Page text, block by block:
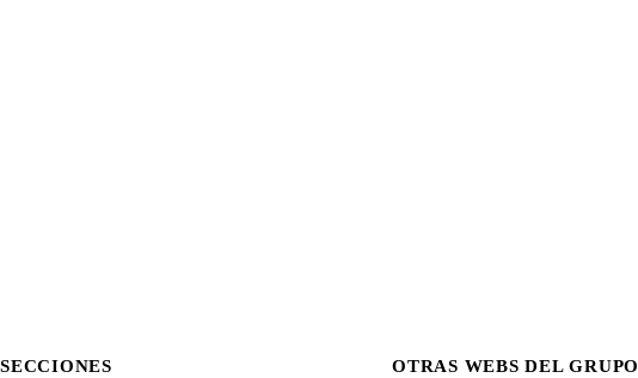
SECCIONES OTRAS WEBS DEL GRUPO